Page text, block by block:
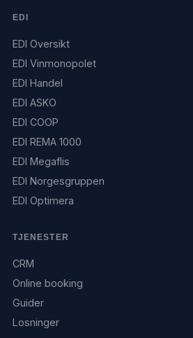
EDI
EDI Oversikt
EDI Vinmonopolet
EDI Handel
EDI ASKO
EDI COOP
EDI REMA 1000
EDI Megaflis
EDI Norgesgruppen
EDI Optimera
TJENESTER
CRM
Online booking
Guider
Losninger